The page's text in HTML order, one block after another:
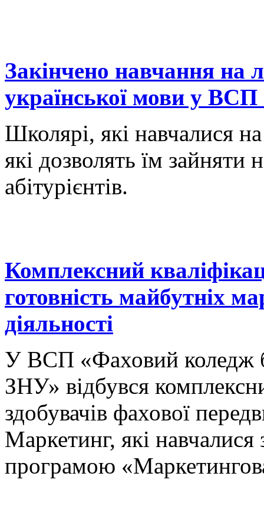
Закінчено навчання на
української мови у
Школярі, які навчалися
які дозволять їм зайняти
абітурієнтів.
Комплексний
готовність майбутніх
діяльності
У ВСП «Фаховий коледж
ЗНУ» відбувся
здобувачів фахової
Маркетинг, які
програмою